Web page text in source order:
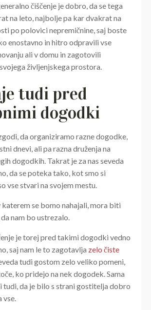
čiščenje je dobro, da se tega
na leto, najbolje pa kar dvakrat na
po polovici nepremičnine, saj boste
enostavno in hitro odpravili vse
ali v domu in zagotovili
življenjskega prostora.
tudi pred
dogodki
da organiziramo razne dogodke,
dnevi, ali pa razna druženja na
dogodkih. Takrat je za nas seveda
da se poteka tako, kot smo si
vse stvari na svojem mestu.
se bomo nahajali, mora biti
nam bo ustrezalo.
je torej pred takimi dogodki vedno
saj nam le to zagotavlja zelo čiste
tudi gostom zelo veliko pomeni,
ko pridejo na nek dogodek. Sama
tudi, da je bilo s strani gostitelja dobro
vse.